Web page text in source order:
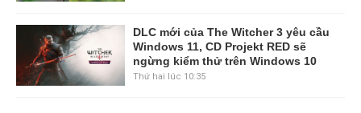
DLC mới của The Witcher 3 yêu cầu
Windows 11, CD Projekt RED sẽ
ngừng kiểm thử trên Windows 10
Thứ hai lúc 10:35